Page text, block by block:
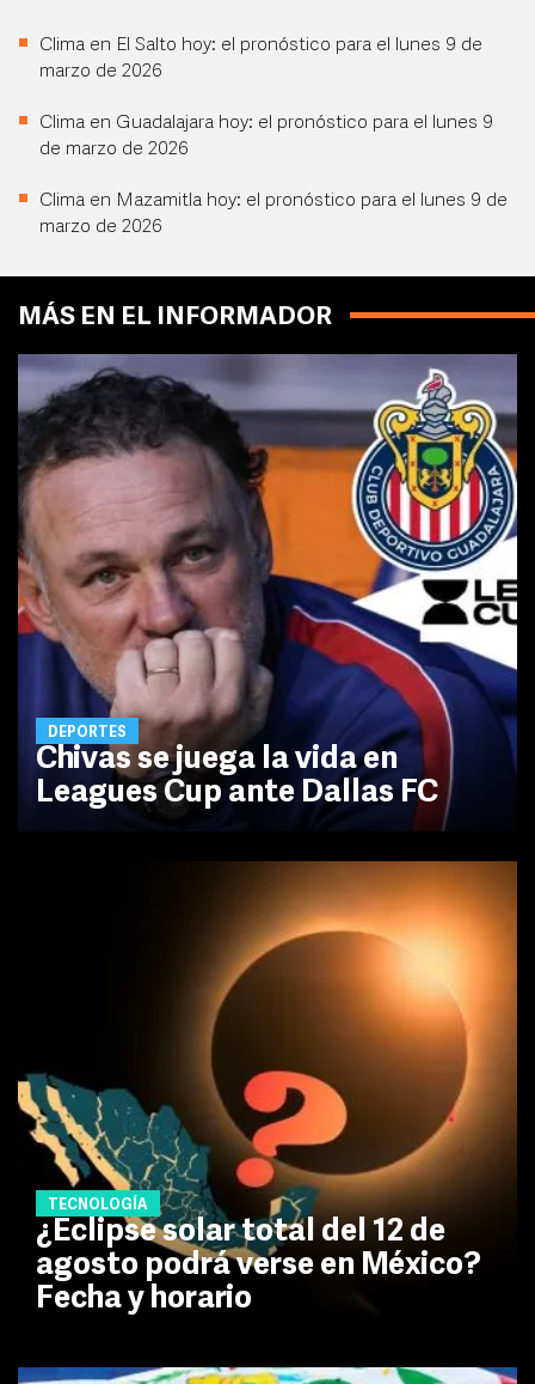
Clima en El Salto hoy: el pronóstico para el lunes 9 de
marzo de 2026
Clima en Guadalajara hoy: el pronóstico para el lunes 9
de marzo de 2026
Clima en Mazamitla hoy: el pronóstico para el lunes 9 de
marzo de 2026
MÁS EN EL INFORMADOR
DEPORTES
Chivas se juega la vida en
Leagues Cup ante Dallas FC
TECNOLOGÍA
¿Eclipse solar total del 12 de
agosto podrá verse en México?
Fecha y horario